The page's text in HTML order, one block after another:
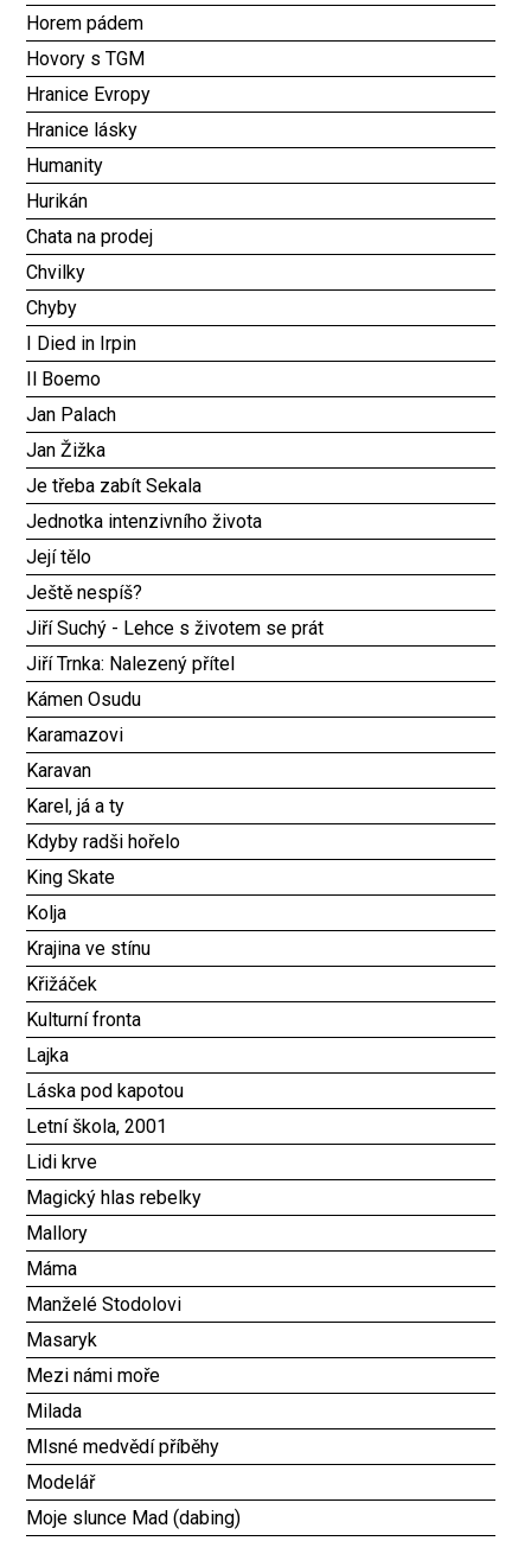
Horem pádem
Hovory s TGM
Hranice Evropy
Hranice lásky
Humanity
Hurikán
Chata na prodej
Chvilky
Chyby
I Died in Irpin
Il Boemo
Jan Palach
Jan Žižka
Je třeba zabít Sekala
Jednotka intenzivního života
Její tělo
Ještě nespíš?
Jiří Suchý - Lehce s životem se prát
Jiří Trnka: Nalezený přítel
Kámen Osudu
Karamazovi
Karavan
Karel, já a ty
Kdyby radši hořelo
King Skate
Kolja
Krajina ve stínu
Křižáček
Kulturní fronta
Lajka
Láska pod kapotou
Letní škola, 2001
Lidi krve
Magický hlas rebelky
Mallory
Máma
Manželé Stodolovi
Masaryk
Mezi námi moře
Milada
Mlsné medvědí příběhy
Modelář
Moje slunce Mad (dabing)